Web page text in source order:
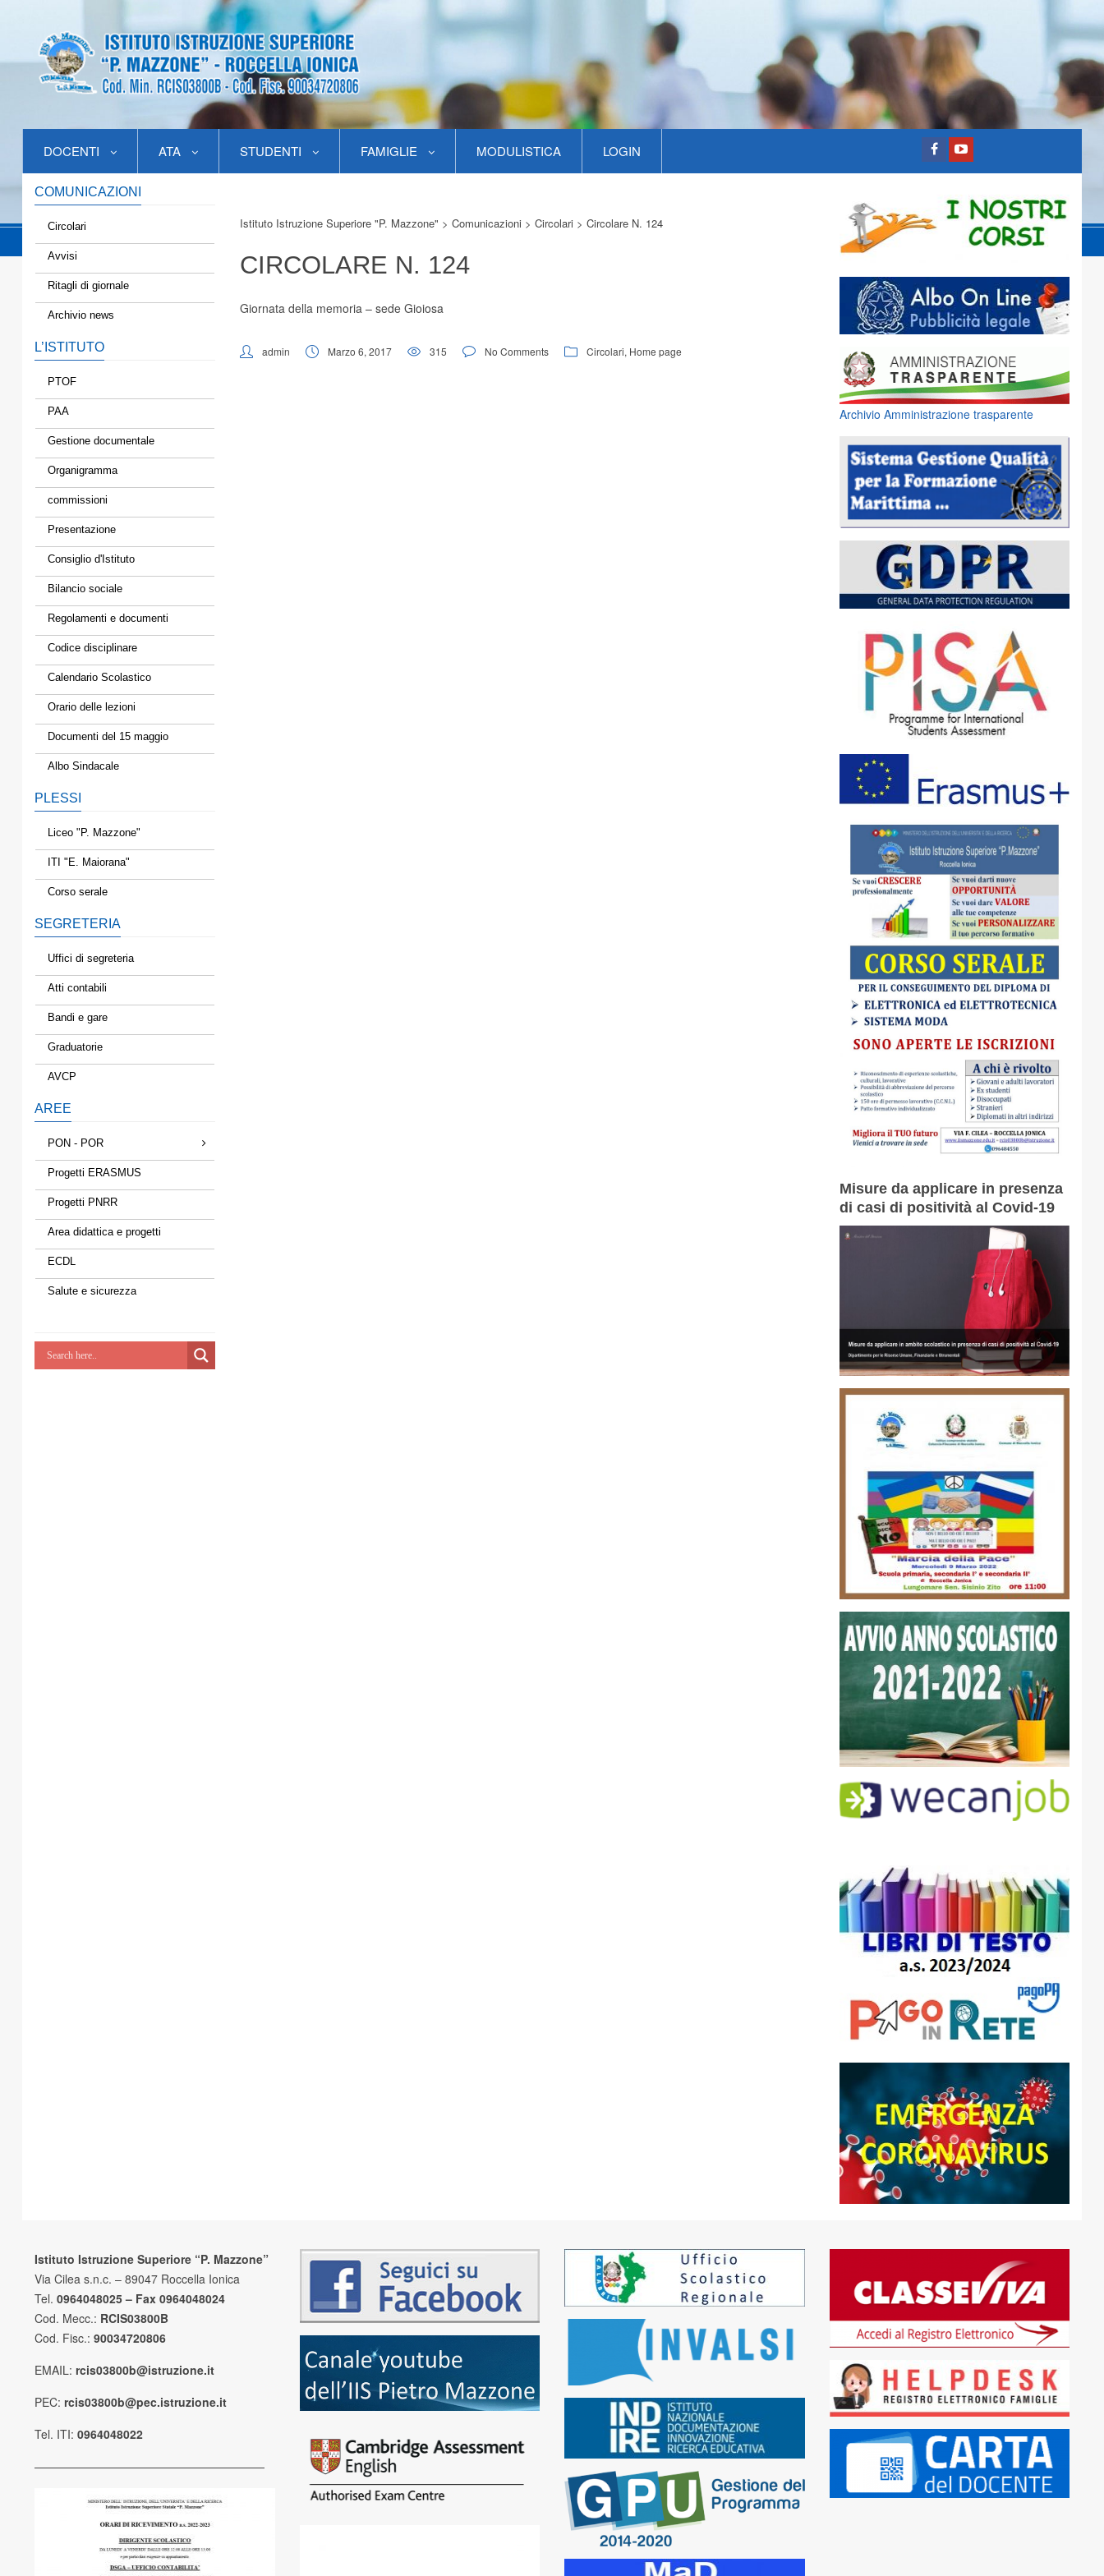
DOCENTI ATA STUDENTI FAMIGLIE MODULISTICA LOGIN
COMUNICAZIONI
Circolari
Avvisi
Ritagli di giornale
Archivio news
L’ISTITUTO
PTOF
PAA
Gestione documentale
Organigramma
commissioni
Presentazione
Consiglio d'Istituto
Bilancio sociale
Regolamenti e documenti
Codice disciplinare
Calendario Scolastico
Orario delle lezioni
Documenti del 15 maggio
Albo Sindacale
PLESSI
Liceo "P. Mazzone"
ITI "E. Maiorana"
Corso serale
SEGRETERIA
Uffici di segreteria
Atti contabili
Bandi e gare
Graduatorie
AVCP
AREE
PON - POR
Progetti ERASMUS
Progetti PNRR
Area didattica e progetti
ECDL
Salute e sicurezza
Istituto Istruzione Superiore "P. Mazzone" > Comunicazioni > Circolari > Circolare N. 124
CIRCOLARE N. 124
Giornata della memoria – sede Gioiosa
admin Marzo 6, 2017 315 No Comments Circolari, Home page
Archivio Amministrazione trasparente
Misure da applicare in presenza
di casi di positività al Covid-19
Istituto Istruzione Superiore “P. Mazzone”
Via Cilea s.n.c. – 89047 Roccella Ionica
Tel. 0964048025 – Fax 0964048024
Cod. Mecc.: RCIS03800B
Cod. Fisc.: 90034720806
EMAIL: rcis03800b@istruzione.it
PEC: rcis03800b@pec.istruzione.it
Tel. ITI: 0964048022
————————————————————